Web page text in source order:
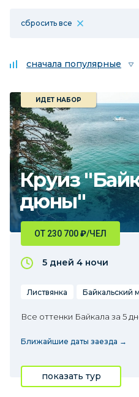
сбросить все
сначала популярные
Круиз
дюны"
ИДЕТ НАБОР
ОТ 230 700₽/ЧЕЛ
5 дней 4 ночи
Листвянка Байкальский
Все оттенки Байкала за 5
Ближайшие даты заезда →
показать тур